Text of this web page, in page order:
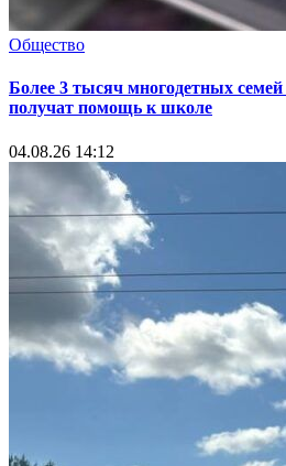
Общество
Более 3 тысяч многодетных
получат помощь к школе
04.08.26 14:12